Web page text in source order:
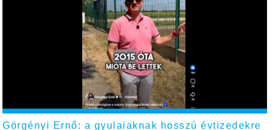
Görgényi Ernő: a gyulaiaknak hosszú évtizedekre